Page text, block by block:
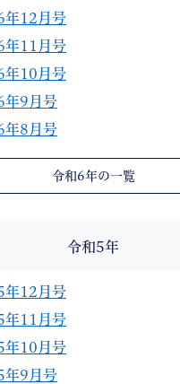
年12月号
年11月号
年10月号
年9月号
年8月号
令和6年の一覧
令和5年
年12月号
年11月号
年10月号
年9月号